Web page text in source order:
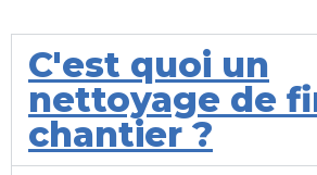
C'est quoi un
nettoyage de
chantier ?